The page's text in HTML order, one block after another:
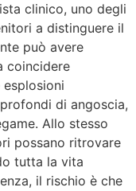
clinico, uno degli
a distinguere il
può avere
coincidere
di angoscia,
Allo stesso
possano ritrovare
tutta la vita
il rischio è che